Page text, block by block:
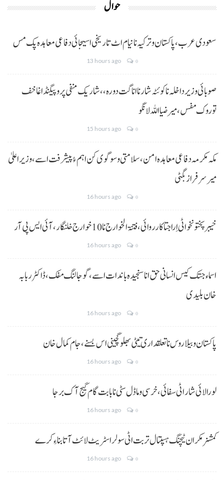
حوال
سعودی عرب، پاکستان و ترکیہ نا نیام اٹ تاریخی اسیجائی دفاعی معاہدہ پک مس
13 hours ago 0
صوبائی وزیر داخلہ نا کوئٹہ شار نا اناگت دورہ،، شاریک منفی پروپیگنڈا غا خف
توروک مفس، میر ضیا اللہ لانگو
15 hours ago 0
مکہ مکرمہ دفاعی معاہدہ امن، سلامتی و سوگوی کن اہم ءُ پیشرفت اسے،وزیراعلیٰ
میر سرفراز بگٹی
16 hours ago 0
خیبر پختونخوا ٹی اِرا جتا کارروائی، فتنۃ الخوارج نا 10خوارج خلنگار،آئی ایس پی آر
16 hours ago 0
اسماء جتک کیس انسانی حق انا سنجیدہ باندات اسے، گوجالنگ مفک،ڈاکٹر ربابہ
خان بلیدی
16 hours ago 0
پاکستان و بیلاروس نا تعلقداری تیٹی بھلو گچینی اس بسنے، جام کمال خان
16 hours ago 0
لورالائی شار اٹی سفائی، خرسی و ماڈل سٹی نا بابت گام گیج آک برجا
16 hours ago 0
کمشنر مکران ٹیچنگ ہسپتال تربت اٹی سولر اسٹریٹ لائٹ آتا بناءِ کرے
16 hours ago 0